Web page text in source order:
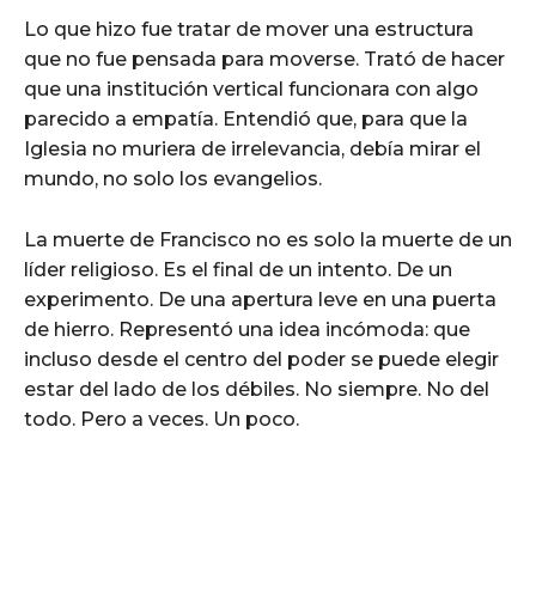
Lo que hizo fue tratar de mover una estructura
que no fue pensada para moverse. Trató de hacer
que una institución vertical funcionara con algo
parecido a empatía. Entendió que, para que la
Iglesia no muriera de irrelevancia, debía mirar el
mundo, no solo los evangelios.
La muerte de Francisco no es solo la muerte de un
líder religioso. Es el final de un intento. De un
experimento. De una apertura leve en una puerta
de hierro. Representó una idea incómoda: que
incluso desde el centro del poder se puede elegir
estar del lado de los débiles. No siempre. No del
todo. Pero a veces. Un poco.